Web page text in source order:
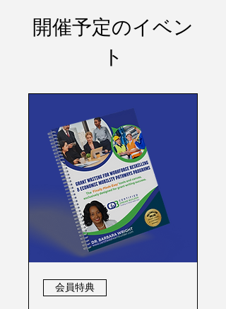
開催予定のイベン
ト
会員特典